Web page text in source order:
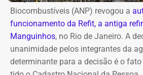
R$ 2,35 milhões
Entre os bens declarados também
Benz AMG G63, avaliado em R$
Volkswagen Passat de R$ 115 mil,
móveis de uso pessoal” e R$ 35 mil
Biocombustíveis (ANP) revogou a
funcionamento da Refit, a antiga
Manguinhos, no Rio de Janeiro. A
unanimidade pelos integrantes da
determinante para a decisão é o